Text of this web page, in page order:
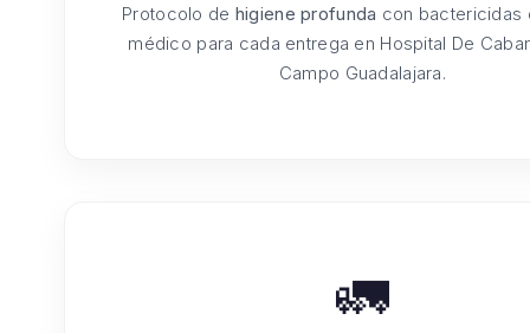
Protocolo de higiene profunda con bactericidas
médico para cada entrega en Hospital De
Campo Guadalajara.
🚛